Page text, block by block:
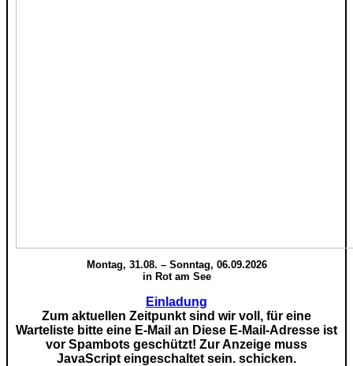
Montag, 31.08. – Sonntag, 06.09.2026
in Rot am See
Einladung
Zum aktuellen Zeitpunkt sind wir voll, für eine
Warteliste bitte eine E-Mail an Diese E-Mail-Adresse ist
vor Spambots geschützt! Zur Anzeige muss
JavaScript eingeschaltet sein. schicken.